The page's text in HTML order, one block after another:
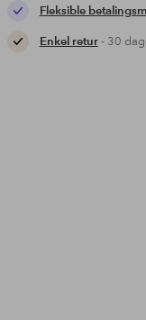
Fleksible
Enkel retur- 30